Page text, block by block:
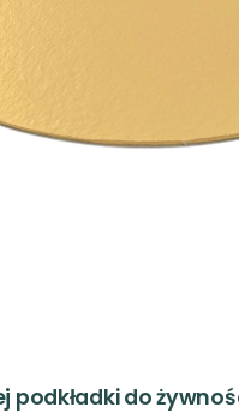
podkładki do